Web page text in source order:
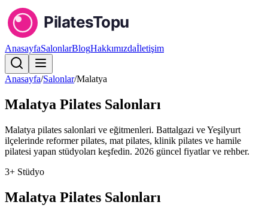
AnasayfaSalonlarBlogHakkımızdaİletişim
Anasayfa/Salonlar/Malatya
Malatya Pilates Salonları
Malatya pilates salonlari ve eğitmenleri. Battalgazi ve Yeşilyurt
ilçelerinde reformer pilates, mat pilates, klinik pilates ve hamile
pilatesi yapan stüdyoları keşfedin. 2026 güncel fiyatlar ve rehber.
3+ Stüdyo
Malatya Pilates Salonları